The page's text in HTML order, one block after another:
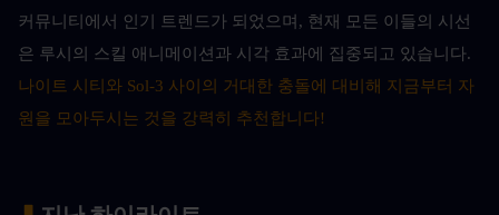
커뮤니티에서 인기 트렌드가 되었으며, 현재 모든 이들의 시선
은 루시의 스킬 애니메이션과 시각 효과에 집중되고 있습니다.
나이트 시티와 Sol-3 사이의 거대한 충돌에 대비해 지금부터 자
원을 모아두시는 것을 강력히 추천합니다!